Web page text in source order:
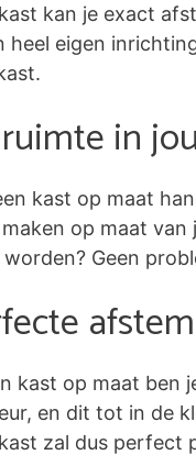
kan je exact
heel eigen
in
kast op maat
op maat
Geen
kast op maat ben
en dit tot in de
zal dus perfect